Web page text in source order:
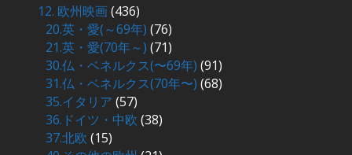
12. 欧州映画(436)
20.英・愛(～69年) (76)
21.英・愛(70年～) (71)
30.仏・ベネルクス(〜69年) (91)
31.仏・ベネルクス(70年〜) (68)
35.イタリア (57)
36.ドイツ・中欧 (38)
37.北欧 (15)